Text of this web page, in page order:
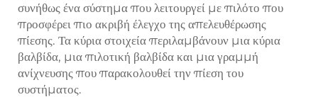
συνήθως ένα σύστημα που λειτουργεί με πιλότο που
προσφέρει πιο ακριβή έλεγχο της απελευθέρωσης
πίεσης. Τα κύρια στοιχεία περιλαμβάνουν μια κύρια
βαλβίδα, μια πιλοτική βαλβίδα και μια γραμμή
ανίχνευσης που παρακολουθεί την πίεση του
συστήματος.